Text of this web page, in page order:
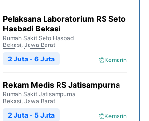
Pelaksana Laboratorium RS Seto
Hasbadi Bekasi
Rumah Sakit Seto Hasbadi
Bekasi, Jawa Barat
Kemarin
2 Juta - 6 Juta
Rekam Medis RS Jatisampurna
Rumah Sakit Jatisampurna
Bekasi, Jawa Barat
Kemarin
2 Juta - 5 Juta